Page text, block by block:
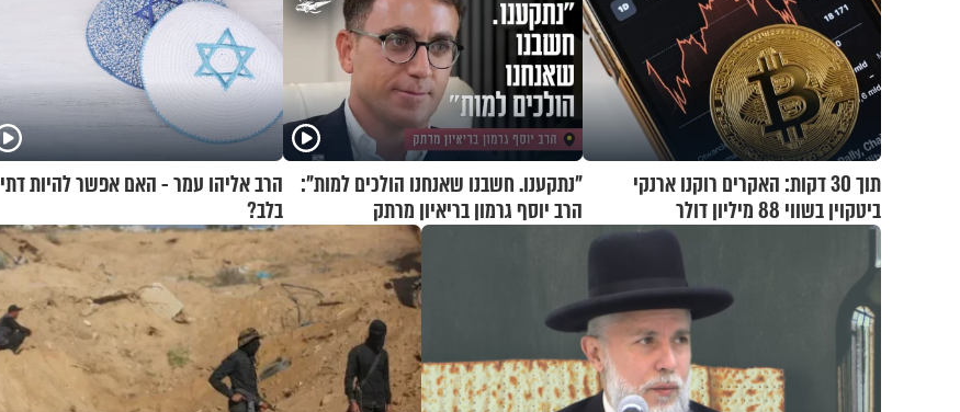
תוך 30 דקות: האקרים רוקנו ארנקי
ביטקוין בשווי 88 מיליון דולר
"נתקענו. חשבנו שאנחנו הולכים למות":
הרב יוסף גרמון בריאיון מרתק
הרב אליהו עמר - האם אפשר להיות דתי
בלב?